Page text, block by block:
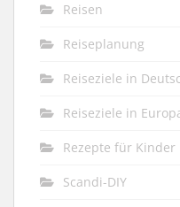
Reisen
Reiseplanung
Reiseziele in
Reiseziele in
Rezepte für Kinder
Scandi-DIY